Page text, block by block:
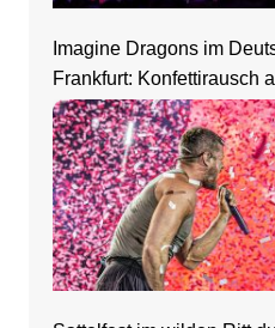
Imagine Dragons im
Frankfurt: Konfettirausch